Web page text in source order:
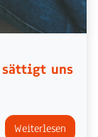
sättigt uns
Weiterlesen